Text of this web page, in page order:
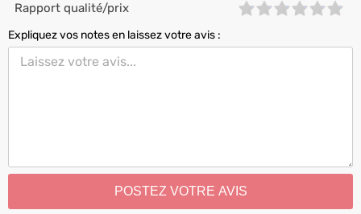
Rapport qualité/prix
Expliquez vos notes en laissez votre avis :